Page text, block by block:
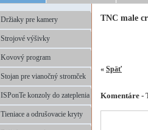
Držiaky pre kamery
Strojové výšivky
Kovový program
Stojan pre vianočný stromček
ISPonTe konzoly do zateplenia
Tieniace a odrušovacie kryty
TNC male
« Späť
Komentáre -